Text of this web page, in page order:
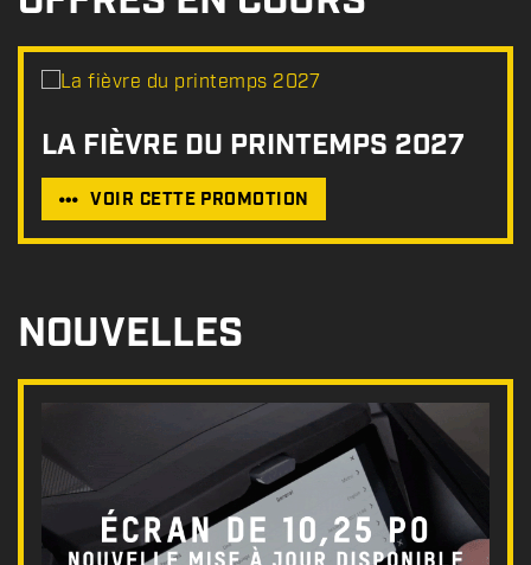
LA FIÈVRE DU PRINTEMPS 2027
VOIR CETTE PROMOTION
NOUVELLES